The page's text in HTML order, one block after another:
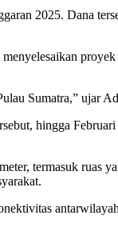
2025. Dana
Sumatra,” ujar
hingga Februari
termasuk ruas